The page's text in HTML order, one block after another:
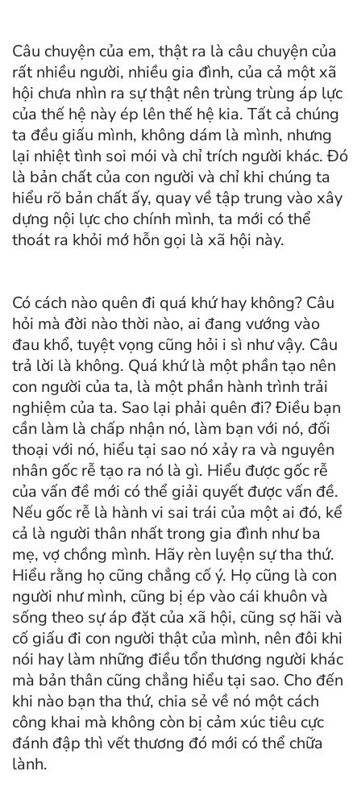
Câu chuyện của em, thật ra là câu chuyện của
rất nhiều người, nhiều gia đình, của cả một xã
hội chưa nhìn ra sự thật nên trùng trùng áp lực
của thế hệ này ép lên thế hệ kia. Tất cả chúng
ta đều giấu mình, không dám là mình, nhưng
lại nhiệt tình soi mói và chỉ trích người khác. Đó
là bản chất của con người và chỉ khi chúng ta
hiểu rõ bản chất ấy, quay về tập trung vào xây
dựng nội lực cho chính mình, ta mới có thể
thoát ra khỏi mớ hỗn gọi là xã hội này.
Có cách nào quên đi quá khứ hay không? Câu
hỏi mà đời nào thời nào, ai đang vướng vào
đau khổ, tuyệt vọng cũng hỏi i sì như vậy. Câu
trả lời là không. Quá khứ là một phần tạo nên
con người của ta, là một phần hành trình trải
nghiệm của ta. Sao lại phải quên đi? Điều bạn
cần làm là chấp nhận nó, làm bạn với nó, đối
thoại với nó, hiểu tại sao nó xảy ra và nguyên
nhân gốc rễ tạo ra nó là gì. Hiểu được gốc rễ
của vấn đề mới có thể giải quyết được vấn đề.
Nếu gốc rễ là hành vi sai trái của một ai đó, kể
cả là người thân nhất trong gia đình như ba
mẹ, vợ chồng mình. Hãy rèn luyện sự tha thứ.
Hiểu rằng họ cũng chẳng cố ý. Họ cũng là con
người như mình, cũng bị ép vào cái khuôn và
sống theo sự áp đặt của xã hội, cũng sợ hãi và
cố giấu đi con người thật của mình, nên đôi khi
nói hay làm những điều tổn thương người khác
mà bản thân cũng chẳng hiểu tại sao. Cho đến
khi nào bạn tha thứ, chia sẻ về nó một cách
công khai mà không còn bị cảm xúc tiêu cực
đánh đập thì vết thương đó mới có thể chữa
lành.